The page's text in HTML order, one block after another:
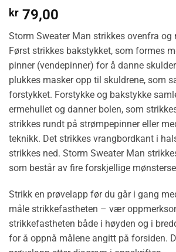
kr 79,00
Storm Sweater Man strikkes ovenfra og
Først strikkes bakstykket, som formes
pinner (vendepinner) for å danne
plukkes masker opp til skuldrene, som
forstykket. Forstykke og bakstykke
ermehullet og danner bolen, som
strikkes rundt på strømpepinner eller
teknikk. Det strikkes vrangbordkant i
strikkes ned. Storm Sweater Man
som består av fire forskjellige
Strikk en prøvelapp før du går i gang
måle strikkefastheten – vær
strikkefastheten både i høyden og i
for å oppnå målene angitt på forsiden.